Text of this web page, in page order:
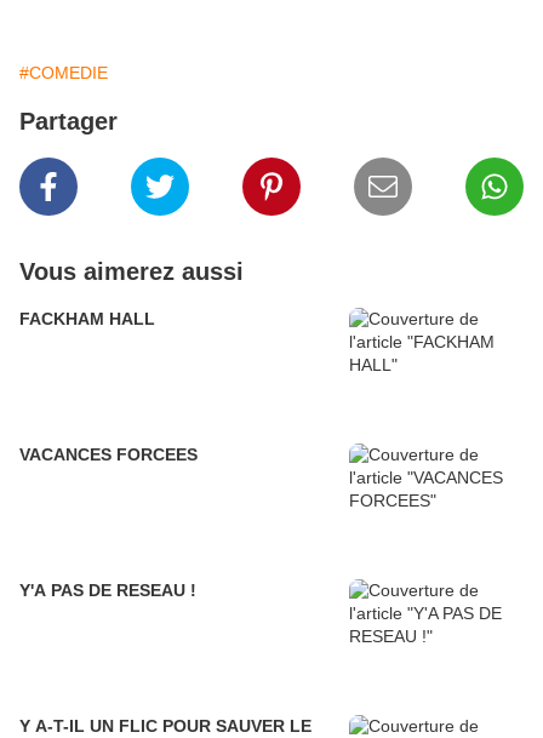
#COMEDIE
Partager
Vous aimerez aussi
FACKHAM HALL
VACANCES FORCEES
Y'A PAS DE RESEAU !
Y A-T-IL UN FLIC POUR SAUVER LE